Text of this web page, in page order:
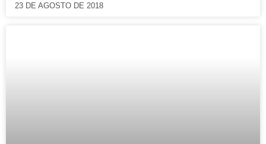
23 DE AGOSTO DE 2018